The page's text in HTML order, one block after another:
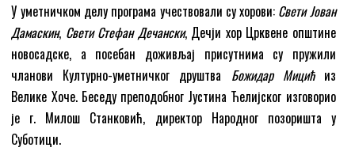
У уметничком делу програма учествовали су хорови: Свети Јован
Дамаскин, Свети Стефан Дечански, Дечји хор Црквене општине
новосадске, а посебан доживљај присутнима су пружили
чланови Културно-уметничког друштва Божидар Мицићиз
Велике Хоче. Беседу преподобног Јустина Ћелијског изговорио
је г. Милош Станковић, директор Народног позоришта у
Суботици.